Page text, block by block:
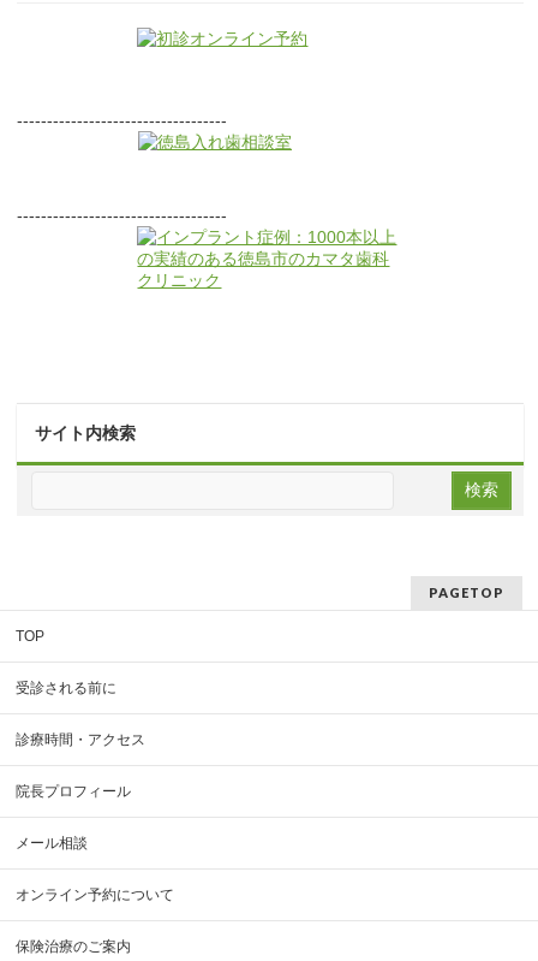
-----------------------------------
-----------------------------------
サイト内検索
PAGETOP
TOP
受診される前に
診療時間・アクセス
院長プロフィール
メール相談
オンライン予約について
保険治療のご案内